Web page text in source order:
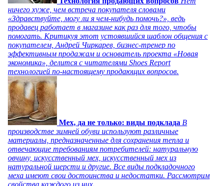
ничего хуже, чем встреча покупателя словами
«Здравствуйте, могу ли я чем-нибудь помочь?», ведь
продавец работает в магазине как раз для того, чтобы
помогать. Критикуя этот устоявшийся шаблон общения с
покупателем, Андрей Чиркарев, бизнес-тренер по
эффективным продажам и основатель проекта «Новая
экономика», делится с читателями Shoes Report
технологией по-настоящему продающих вопросов.
Мех, да не только: виды подклада В
производстве зимней обуви используют различные
материалы, предназначенные для сохранения тепла и
отвечающие требованиям потребителей: натуральную
овчину, искусственный мех, искусственный мех из
натуральной шерсти и другие. Все виды подкладочного
меха имеют свои достоинства и недостатки. Рассмотрим
свойства каждого из них.